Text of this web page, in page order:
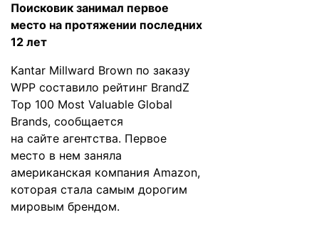
Поисковик занимал первое
место на протяжении последних
12 лет
Kantar Millward Brown по заказу
WPP составило рейтинг BrandZ
Top 100 Most Valuable Global
Brands, сообщается
на сайте агентства. Первое
место в нем заняла
американская компания Amazon,
которая стала самым дорогим
мировым брендом.